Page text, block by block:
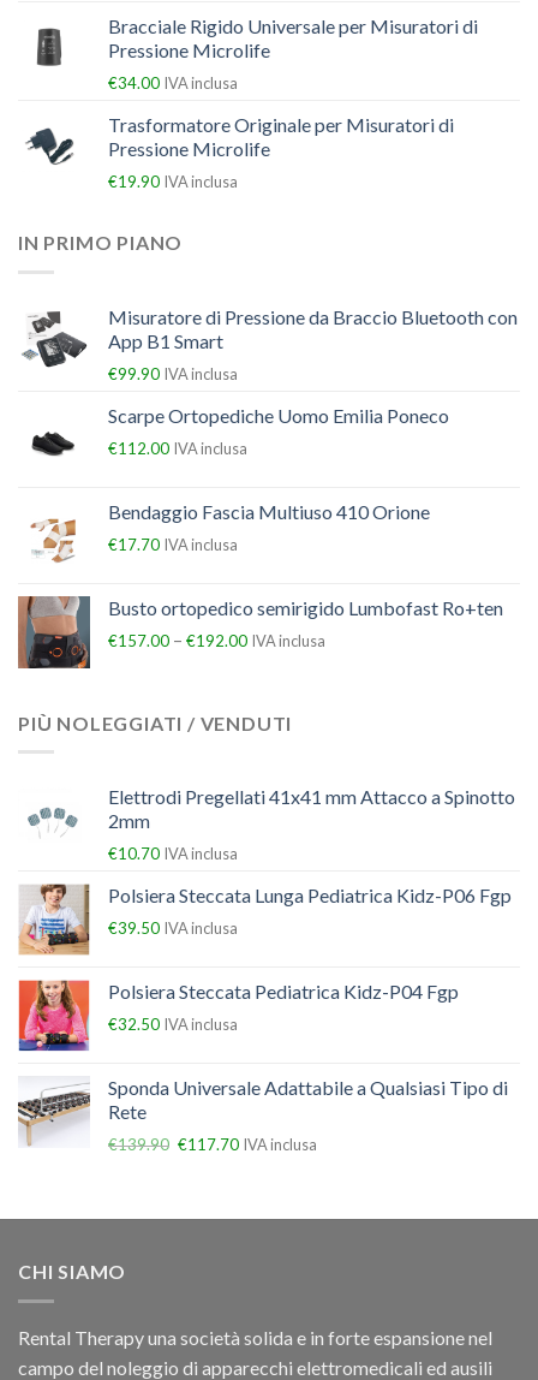
Bracciale Rigido Universale per Misuratori di
Pressione Microlife
€34.00 IVA inclusa
Trasformatore Originale per Misuratori di
Pressione Microlife
€19.90 IVA inclusa
IN PRIMO PIANO
Misuratore di Pressione da Braccio Bluetooth con
App B1 Smart
€99.90 IVA inclusa
Scarpe Ortopediche Uomo Emilia Poneco
€112.00 IVA inclusa
Bendaggio Fascia Multiuso 410 Orione
€17.70 IVA inclusa
Busto ortopedico semirigido Lumbofast Ro+ten
€157.00 – €192.00 IVA inclusa
PIÙ NOLEGGIATI / VENDUTI
Elettrodi Pregellati 41x41 mm Attacco a Spinotto
2mm
€10.70 IVA inclusa
Polsiera Steccata Lunga Pediatrica Kidz-P06 Fgp
€39.50 IVA inclusa
Polsiera Steccata Pediatrica Kidz-P04 Fgp
€32.50 IVA inclusa
Sponda Universale Adattabile a Qualsiasi Tipo di
Rete
€139.90 €117.70 IVA inclusa
CHI SIAMO
Rental Therapy una società solida e in forte espansione nel
campo del noleggio di apparecchi elettromedicali ed ausili